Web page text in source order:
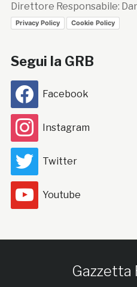
Direttore Responsabile:
Privacy Policy Cookie Policy
Segui la GRB
Facebook
Instagram
Twitter
Youtube
Gazzetta